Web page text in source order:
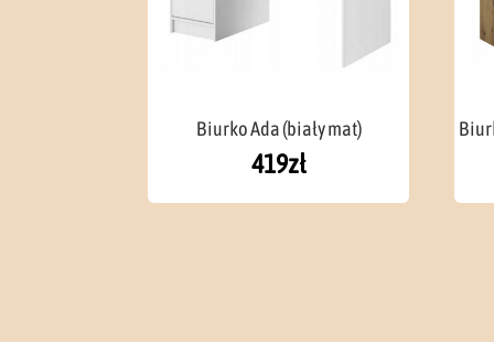
Biurko Ada (biały mat)
419zł